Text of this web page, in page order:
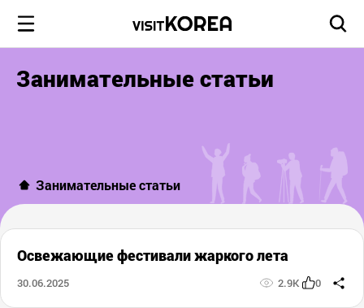
Занимательные статьи
Занимательные статьи
Освежающие фестивали жаркого лета
30.06.2025 2.9K 0